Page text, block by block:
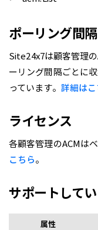
ポーリング間隔
Site24x7は顧客管理
ーリング間隔ごとに
っています。 詳細はこ
ライセンス
各顧客管理のACMは
こちら。
サポートして
属性